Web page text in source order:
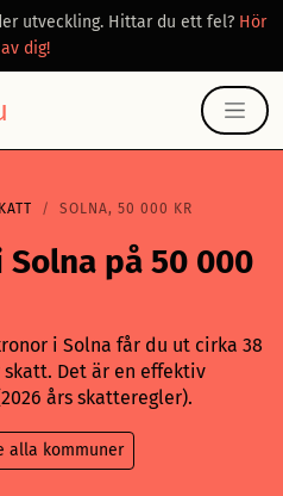
utveckling. Hittar du ett fel? Hör
av dig!
SOLNA, 50 000 KR
på 50 000
i Solna får du ut cirka 38
Det är en effektiv
års skatteregler).
alla kommuner